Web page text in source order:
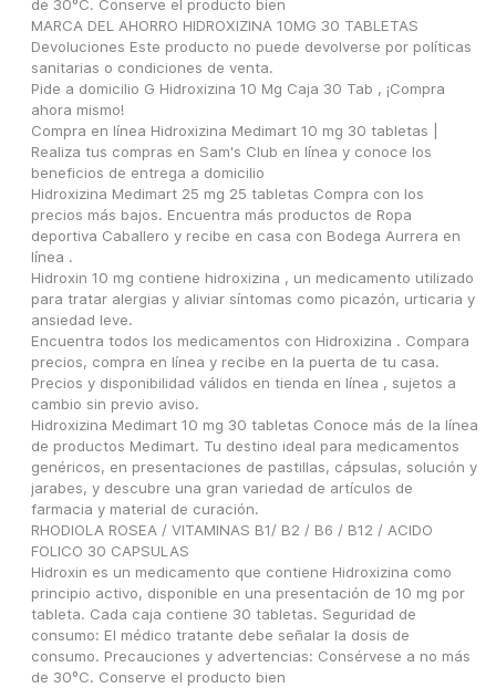
de 30ºC. Conserve el producto bien
MARCA DEL AHORRO HIDROXIZINA 10MG 30 TABLETAS
Devoluciones Este producto no puede devolverse por políticas
sanitarias o condiciones de venta.
Pide a domicilio G Hidroxizina 10 Mg Caja 30 Tab , ¡Compra
ahora mismo!
Compra en línea Hidroxizina Medimart 10 mg 30 tabletas |
Realiza tus compras en Sam's Club en línea y conoce los
beneficios de entrega a domicilio
Hidroxizina Medimart 25 mg 25 tabletas Compra con los
precios más bajos. Encuentra más productos de Ropa
deportiva Caballero y recibe en casa con Bodega Aurrera en
línea .
Hidroxin 10 mg contiene hidroxizina , un medicamento utilizado
para tratar alergias y aliviar síntomas como picazón, urticaria y
ansiedad leve.
Encuentra todos los medicamentos con Hidroxizina . Compara
precios, compra en línea y recibe en la puerta de tu casa.
Precios y disponibilidad válidos en tienda en línea , sujetos a
cambio sin previo aviso.
Hidroxizina Medimart 10 mg 30 tabletas Conoce más de la línea
de productos Medimart. Tu destino ideal para medicamentos
genéricos, en presentaciones de pastillas, cápsulas, solución y
jarabes, y descubre una gran variedad de artículos de
farmacia y material de curación.
RHODIOLA ROSEA / VITAMINAS B1/ B2 / B6 / B12 / ACIDO
FOLICO 30 CAPSULAS
Hidroxin es un medicamento que contiene Hidroxizina como
principio activo, disponible en una presentación de 10 mg por
tableta. Cada caja contiene 30 tabletas. Seguridad de
consumo: El médico tratante debe señalar la dosis de
consumo. Precauciones y advertencias: Consérvese a no más
de 30ºC. Conserve el producto bien